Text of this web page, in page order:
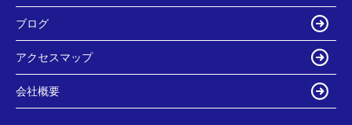
ブログ
アクセスマップ
会社概要